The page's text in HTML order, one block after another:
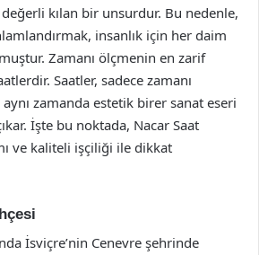
kılan bir unsurdur. Bu nedenle,
insanlık için her daim
Zamanı ölçmenin en zarif
Saatler, sadece zamanı
zamanda estetik birer sanat eseri
İşte bu noktada, Nacar Saat
ve kaliteli işçiliği ile dikkat
İsviçre’nin Cenevre şehrinde